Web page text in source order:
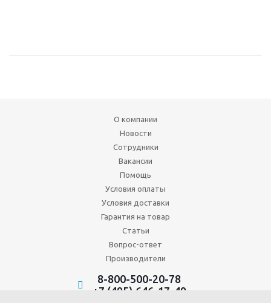
О компании
Новости
Сотрудники
Вакансии
Помощь
Условия оплаты
Условия доставки
Гарантия на товар
Статьи
Вопрос-ответ
Производители
8-800-500-20-78
+7 (495) 646-17-49